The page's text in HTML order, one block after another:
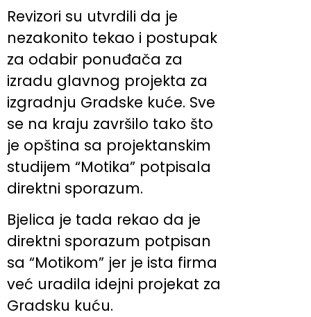
Revizori su utvrdili da je
nezakonito tekao i postupak
za odabir ponuđača za
izradu glavnog projekta za
izgradnju Gradske kuće. Sve
se na kraju završilo tako što
je opština sa projektanskim
studijem “Motika” potpisala
direktni sporazum.
Bjelica je tada rekao da je
direktni sporazum potpisan
sa “Motikom” jer je ista firma
već uradila idejni projekat za
Gradsku kuću.